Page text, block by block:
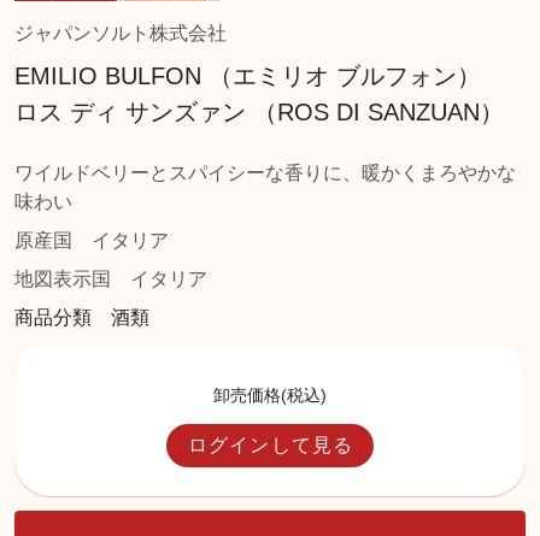
ジャパンソルト株式会社
EMILIO BULFON （エミリオ ブルフォン）
ロス ディ サンズァン （ROS DI SANZUAN）
ワイルドベリーとスパイシーな香りに、暖かくまろやかな
味わい
原産国
イタリア
地図表示国
イタリア
商品分類 酒類
卸売価格(税込)
ログインして見る